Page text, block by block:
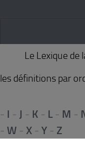
ACTUALITÉ
LIVRES
PRODUITS
Le Lexique
les définitions par
- I - J - K - L - M -
- W - X - Y - Z